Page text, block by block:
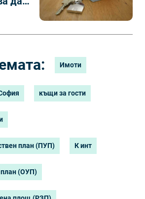
Имоти
къщи за гости
план (ПУП) К инт
(ОУП)